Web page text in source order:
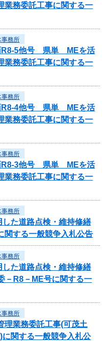
業務委託工事に関する一
事務所
R8-5他号 県単 MEを活
業務委託工事に関する一
事務所
R8-4他号 県単 MEを活
業務委託工事に関する一
事務所
R8-3他号 県単 MEを活
業務委託工事に関する一
事務所
した道路点検・維持修繕
関する一般競争入札公告
事務所
した道路点検・維持修繕
－R8－ME号に関する一
事務所
業務委託工事(可茂土
関する一般競争入札公